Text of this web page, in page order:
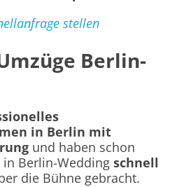
stellen
Berlin-
in Berlin mit
und haben schon
in Berlin-Wedding schnell
die Bühne gebracht.